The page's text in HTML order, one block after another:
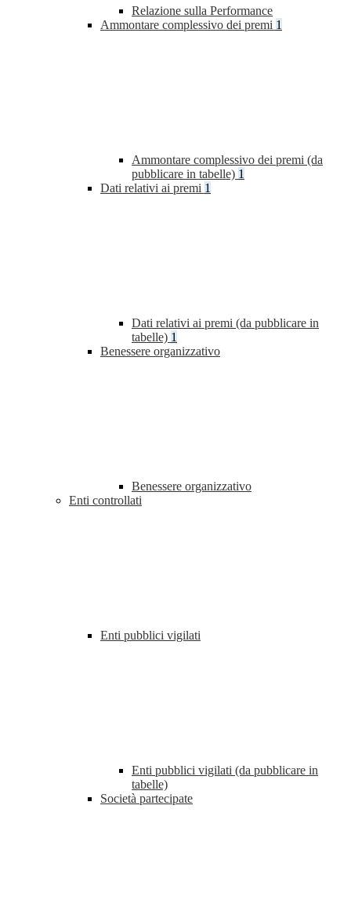
Relazione sulla Performance
Ammontare complessivo dei premi 1
Ammontare complessivo dei premi (da
pubblicare in tabelle) 1
Dati relativi ai premi 1
Dati relativi ai premi (da pubblicare in
tabelle) 1
Benessere organizzativo
Benessere organizzativo
Enti controllati
Enti pubblici vigilati
Enti pubblici vigilati (da pubblicare in
tabelle)
Società partecipate